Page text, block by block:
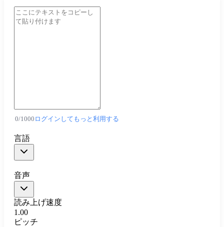
0/1000 ログインしてもっと利用する
言語
音声
読み上げ速度
1.00
ピッチ